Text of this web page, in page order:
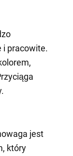
i pracowite.
jest
który